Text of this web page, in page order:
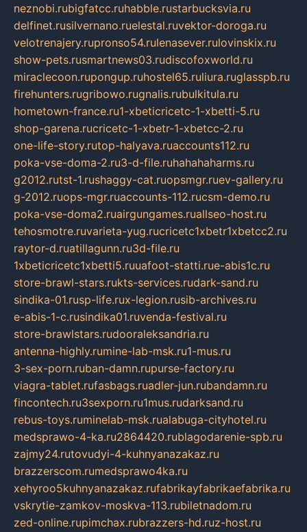
neznobi.rubigfatcc.ruhabble.rustarbucksvia.ru
delfinet.rusilvernano.ruelestal.ruvektor-doroga.ru
velotrenajery.rupronso54.rulenasever.rulovinskix.ru
show-pets.rusmartnews03.rudiscofoxworld.ru
miraclecoon.rupongup.ruhostel65.ruliura.ruglasspb.ru
firehunters.rugribowo.rugnalis.rubulkitula.ru
hometown-france.ru1-xbeticricetc-1-xbetti-5.ru
shop-garena.rucricetc-1-xbetr-1-xbetcc-2.ru
one-life-story.rutop-halyava.ruaccounts112.ru
poka-vse-doma-2.ru3-d-file.ruhahahaharms.ru
g2012.rutst-1.rushaggy-cat.ruopsmgr.ruev-gallery.ru
g-2012.ruops-mgr.ruaccounts-112.rucsm-demo.ru
poka-vse-doma2.ruairgungames.ruallseo-host.ru
tehosmotre.ruvarieta-yug.rucricetc1xbetr1xbetcc2.ru
raytor-d.ruatillagunn.ru3d-file.ru
1xbeticricetc1xbetti5.ruuafoot-statti.rue-abis1c.ru
store-brawl-stars.rukts-services.rudark-sand.ru
sindika-01.rusp-life.rux-legion.rusib-archives.ru
e-abis-1-c.rusindika01.ruvenda-festival.ru
store-brawlstars.rudooraleksandria.ru
antenna-highly.rumine-lab-msk.ru1-mus.ru
3-sex-porn.ruban-damn.rupurse-factory.ru
viagra-tablet.rufasbags.ruadler-jun.rubandamn.ru
fincontech.ru3sexporn.ru1mus.rudarksand.ru
rebus-toys.ruminelab-msk.rualabuga-cityhotel.ru
medsprawo-4-ka.ru2864420.rublagodarenie-spb.ru
zajmy24.rutovudyi-4-kuhnyanazakaz.ru
brazzerscom.rumedsprawo4ka.ru
xehyroo5kuhnyanazakaz.rufabrikayfabrikaefabrika.ru
vskrytie-zamkov-moskva-113.rubiletnadom.ru
zed-online.rupimchax.rubrazzers-hd.ruz-host.ru